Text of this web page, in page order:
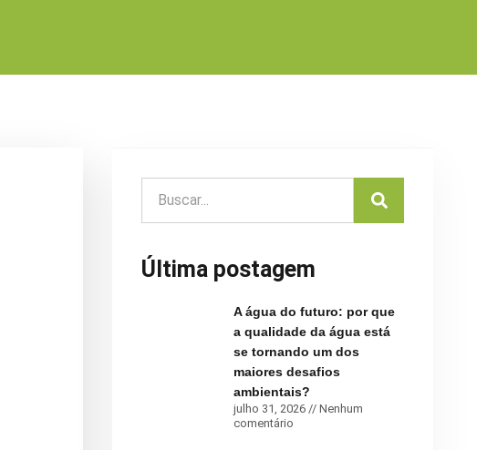
Última postagem
A água do futuro: por que
a qualidade da água está
se tornando um dos
maiores desafios
ambientais?
julho 31, 2026
Nenhum
comentário